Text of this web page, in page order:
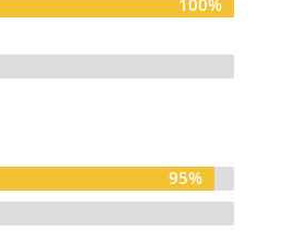
100%
100%
95%
95%